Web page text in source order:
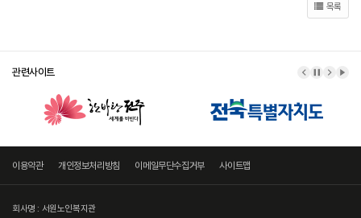
목록
관련사이트 이전 배너
배너 정지
다음
배
이용약관 개인정보처리방침 이메일무단수집거부 사이트맵
회사명 : 서원노인복지관